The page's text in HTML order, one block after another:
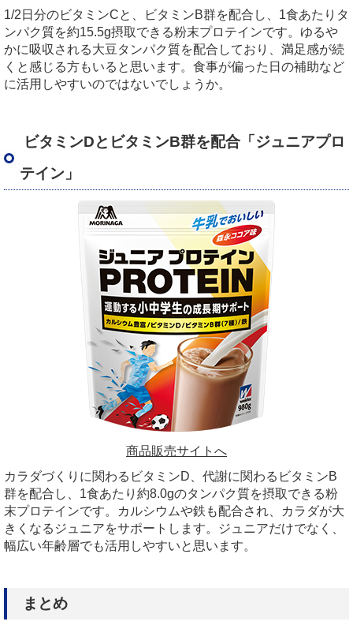
1/2日分のビタミンCと、ビタミンB群を配合し、1食あたりタ
ンパク質を約15.5g摂取できる粉末プロテインです。ゆるや
かに吸収される大豆タンパク質を配合しており、満足感が続
くと感じる方もいると思います。食事が偏った日の補助など
に活用しやすいのではないでしょうか。
ビタミンDとビタミンB群を配合「ジュニアプロ
テイン」
商品販売サイトへ
カラダづくりに関わるビタミンD、代謝に関わるビタミンB
群を配合し、1食あたり約8.0gのタンパク質を摂取できる粉
末プロテインです。カルシウムや鉄も配合され、カラダが大
きくなるジュニアをサポートします。ジュニアだけでなく、
幅広い年齢層でも活用しやすいと思います。
まとめ